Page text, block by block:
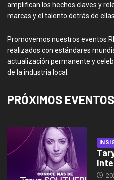
amplifican los hechos claves y
marcas y el talento detrás de ellas.
Promovemos nuestros eventos
realizados con estándares
actualización permanente y
de la industria local.
PRÓXIMOS EVENTOS